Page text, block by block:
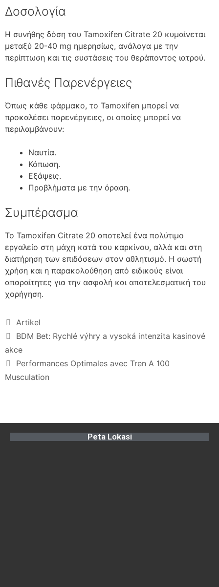
Δοσολογία
Η συνήθης δόση του Tamoxifen Citrate 20 κυμαίνεται
μεταξύ 20-40 mg ημερησίως, ανάλογα με την
περίπτωση και τις συστάσεις του θεράποντος ιατρού.
Πιθανές Παρενέργειες
Όπως κάθε φάρμακο, το Tamoxifen μπορεί να
προκαλέσει παρενέργειες, οι οποίες μπορεί να
περιλαμβάνουν:
Ναυτία.
Κόπωση.
Εξάψεις.
Προβλήματα με την όραση.
Συμπέρασμα
Το Tamoxifen Citrate 20 αποτελεί ένα πολύτιμο
εργαλείο στη μάχη κατά του καρκίνου, αλλά και στη
διατήρηση των επιδόσεων στον αθλητισμό. Η σωστή
χρήση και η παρακολούθηση από ειδικούς είναι
απαραίτητες για την ασφαλή και αποτελεσματική του
χορήγηση.
Artikel
BDM Bet: Rychlé výhry a vysoká intenzita kasinové
akce
Performances Optimales avec Tren A 100
Musculation
Peta Lokasi